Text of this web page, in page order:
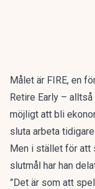
Målet är FIRE, en
Retire Early –
möjligt att bli
sluta arbeta tidigare.
Men i stället för att
slutmål har han
”Det är som att